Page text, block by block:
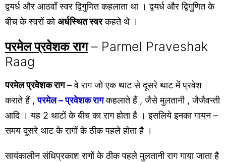
द्वयर्ध और आठवाँ स्वर द्विगुणित कहलाता था । द्वयर्ध और द्विगुणित के
बीच के स्वरों कोअर्धस्थित स्वरकहते थे ।
परमेल प्रवेशक राग– Parmel Praveshak
Raag
परमेल प्रवेशक राग– वे राग जो एक थाट से दूसरे थाट में प्रवेश
कराते हैं ,परमेल – प्रवेशक रागकहलाते हैं , जैसे मुलतानी , जैजैवन्ती
आदि । यह 2 थाटों के बीच का राग होता है । इसलिये इनका गायन –
समय दूसरे थाट के रागों के ठीक पहले होता है ।
सायंकालीन संधिप्रकाश रागों के ठीक पहले मुलतानी राग गाया जाता है